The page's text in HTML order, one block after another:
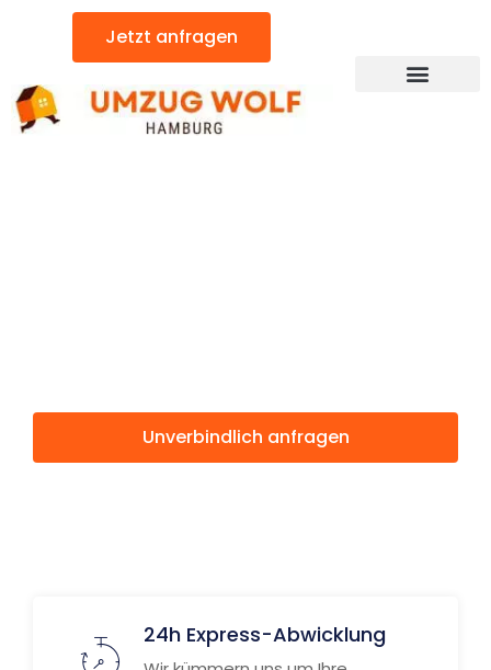
Jetzt anfragen
Unverbindlich anfragen
24h Express-Abwicklung